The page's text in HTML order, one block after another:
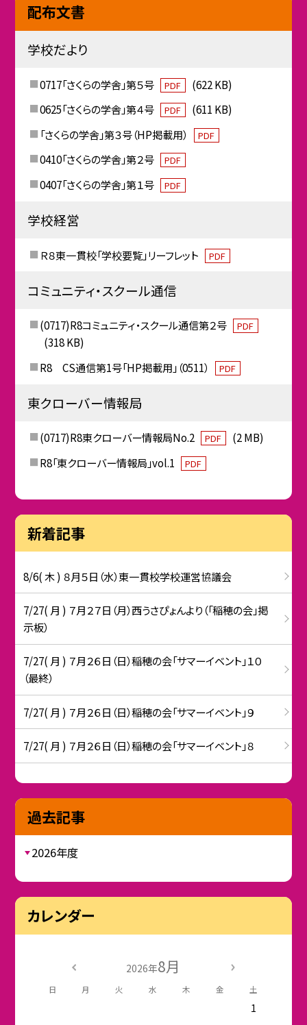
配布文書
学校だより
0717「さくらの学舎」第５号 PDF
(622 KB)
0625「さくらの学舎」第４号
PDF
(611 KB)
「さくらの学舎」第３号（HP掲載用）
PDF
0410「さくらの学舎」第２号 PDF
0407「さくらの学舎」第１号 PDF
学校経営
Ｒ８東一貫校「学校要覧」リーフレット PDF
コミュニティ・スクール通信
(0717)R8コミュニティ・スクール通信第２号 PDF
(318 KB)
R8 CS通信第1号「HP掲載用」（0511）
PDF
東クローバー情報局
(0717)R8東クローバー情報局No.2 PDF
(2 MB)
R8「東クローバー情報局」vol.1
PDF
新着記事
8/6( 木 ) ８月５日（水）東一貫校学校運営協議会
7/27( 月 ) ７月２７日（月）西うさぴょんより（「稲穂の会」掲
示板）
7/27( 月 ) ７月２６日（日）稲穂の会「サマーイベント」１０
（最終）
7/27( 月 ) ７月２６日（日）稲穂の会「サマーイベント」９
7/27( 月 ) ７月２６日（日）稲穂の会「サマーイベント」８
過去記事
2026年度
カレンダー
2026年8月
日 月 火 水 木 金 土
1